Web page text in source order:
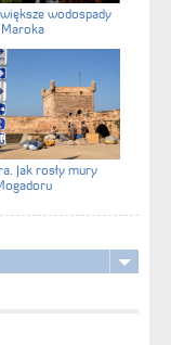
wodospady
Maroka
Jak rosły mury